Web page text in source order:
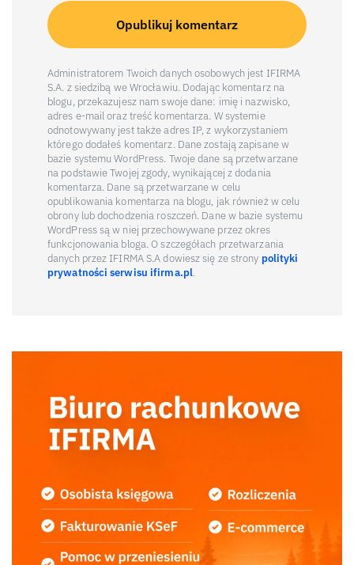
Administratorem Twoich danych osobowych jest IFIRMA
S.A. z siedzibą we Wrocławiu. Dodając komentarz na
blogu, przekazujesz nam swoje dane: imię i nazwisko,
adres e-mail oraz treść komentarza. W systemie
odnotowywany jest także adres IP, z wykorzystaniem
którego dodałeś komentarz. Dane zostają zapisane w
bazie systemu WordPress. Twoje dane są przetwarzane
na podstawie Twojej zgody, wynikającej z dodania
komentarza. Dane są przetwarzane w celu
opublikowania komentarza na blogu, jak również w celu
obrony lub dochodzenia roszczeń. Dane w bazie systemu
WordPress są w niej przechowywane przez okres
funkcjonowania bloga. O szczegółach przetwarzania
danych przez IFIRMA S.A dowiesz się ze strony polityki
prywatności serwisu ifirma.pl.